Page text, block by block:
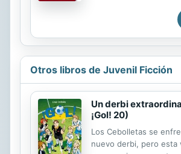
http://
desaparecidos, a
Otros libros de Juvenil Ficción
Un derbi
¡Gol! 20)
Los Cebolletas se
nuevo derbi, pero esta